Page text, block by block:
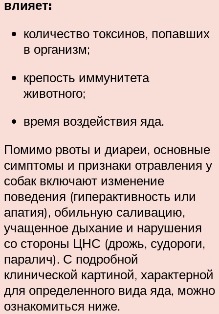
влияет:
количество токсинов, попавших
в организм;
крепость иммунитета
животного;
время воздействия яда.
Помимо рвоты и диареи, основные
симптомы и признаки отравления у
собак включают изменение
поведения (гиперактивность или
апатия), обильную саливацию,
учащенное дыхание и нарушения
со стороны ЦНС (дрожь, судороги,
паралич). С подробной
клинической картиной, характерной
для определенного вида яда, можно
ознакомиться ниже.